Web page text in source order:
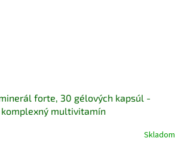
forte, 30 gélových kapsúl -
komplexný multivitamín
Skladom